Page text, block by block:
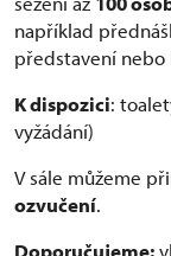
například
představení nebo
K dispozici:
vyžádání)
V sále můžeme
ozvučení.
Doporučujeme: